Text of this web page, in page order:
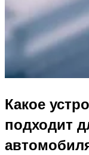
Какое
подходит